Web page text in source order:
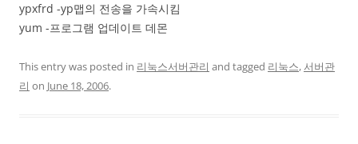
ypxfrd -yp맵의 전송을 가속시킴
yum -프로그램 업데이트 데몬
This entry was posted in 리눅스서버관리 and tagged 리눅스, 서버관
리 on June 18, 2006.